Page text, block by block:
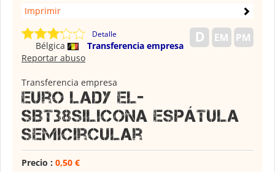
Imprimir
Detalle
Bélgica
Transferencia empresa
Reportar abuso
Transferencia empresa
Euro Lady EL-
SBT38Silicona espátula
semicircular
Precio : 0,50 €